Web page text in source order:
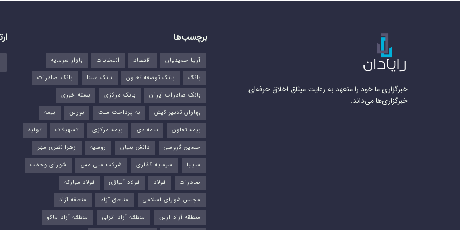
خبرگزاری ما خود را متعهد به رعایت میثاق اخلاق حرفه‌ای
خبرگزاری‌ها می‌داند.
برچسب‌ها
آریا حمیدیان اقتصاد انتخابات
بازار سرمایه
بانک
بانک توسعه تعاون بانک سینا
بانک صادرات
بانک صادرات ایران
بانک مرکزی
بسته خبری
بهاران تدبیر کیش
به پرداخت ملت بورس‌
بیمه
بیمه تعاون
بیمه دی بیمه مرکزی تسهیلات
تولید
حسین گروسی
دانش بنیان روسیه
زهرا نظری مهر
سایپا
سرمایه گذاری شرکت ملی مس
شورای وحدت
صادرات
فولاد فولاد آلیاژی
فولاد مبارکه
مجلس شورای اسلامی
مناطق آزاد
منطقه آزاد
منطقه آزاد ارس
منطقه آزاد انزلی منطقه آزاد ماکو